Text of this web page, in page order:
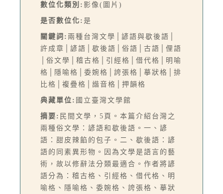
數位化類別: 影像(圖片)
是否數位化: 是
關鍵詞: 兩種台灣文學│諺語與歇後語│
許成章│諺語│歇後語│俗語│古語│俚語
│俗文學│稽古格│引經格│借代格│明喻
格│隱喻格│委婉格│誇張格│摹狀格│排
比格│複疊格│諧音格│押韻格
典藏單位: 國立臺灣文學館
摘要: 民間文學，5頁。本篇介紹台灣之
兩種俗文學：諺語和歇後語。一、諺
語：甜皮辣餡的包子。二、歇後語：諺
語的同素異形物。因為文學是語言的藝
術，故以修辭法分類最適合。作者將諺
語分為：稽古格、引經格、借代格、明
喻格、隱喻格、委婉格、誇張格、摹狀